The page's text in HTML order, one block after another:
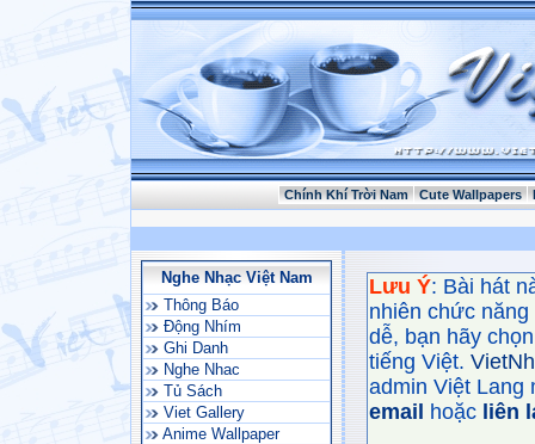
Chính Khí Trời Nam Cute Wallpapers
Nghe Nhạc Việt Nam
Thông Báo
Động Nhím
Ghi Danh
Nghe Nhac
Tủ Sách
Viet Gallery
Anime Wallpaper
Lưu Ý: Bài hát
nhiên chức
dễ, bạn hãy
tiếng Việt.
admin Việt Lang
email
hoặc liên